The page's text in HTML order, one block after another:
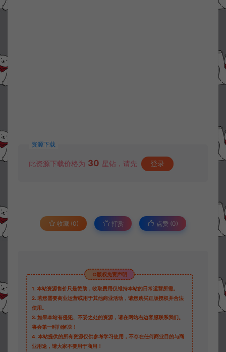
资源下载
此资源下载价格为 30 星钻，请先 登录
收藏 (0) 打赏 点赞 (0)
©版权免责声明
1. 本站资源售价只是赞助，收取费用仅维持本站的日常运营所需。
2. 若您需要商业运营或用于其他商业活动，请您购买正版授权并合法
使用。
3. 如果本站有侵犯、不妥之处的资源，请在网站右边客服联系我们。
将会第一时间解决！
4. 本站提供的所有资源仅供参考学习使用，不存在任何商业目的与商
业用途，请大家不要用于商用！